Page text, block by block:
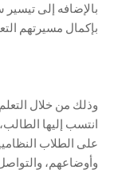
بالإضافه إلى
بإكمال مسيرتهم
وذلك من خلال
انتسب إليها
على الطلاب
وأوضاعهم،